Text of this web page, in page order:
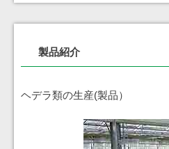
製品紹介
ヘデラ類の生産(製品）